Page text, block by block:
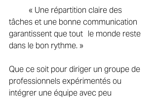
tâches et une bonne communication
garantissent que tout 	le monde reste
dans le bon rythme. »
Que ce soit pour diriger un groupe de
professionnels expérimentés ou
intégrer une équipe avec peu